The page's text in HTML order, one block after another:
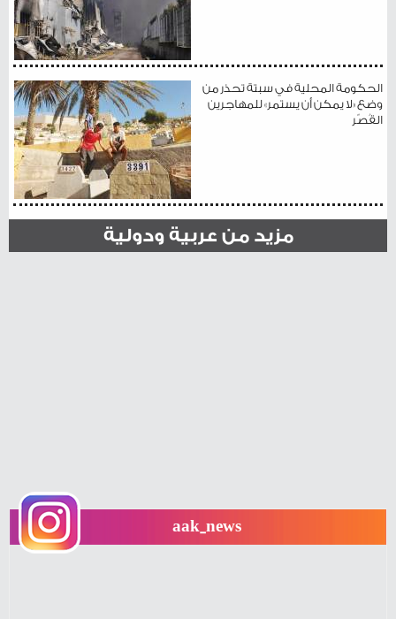
الحكومة المحلية في سبتة تحذر من
وضع «لا يمكن أن يستمر» للمهاجرين
القُصّر
مزيد من عربية ودولية
aak_news